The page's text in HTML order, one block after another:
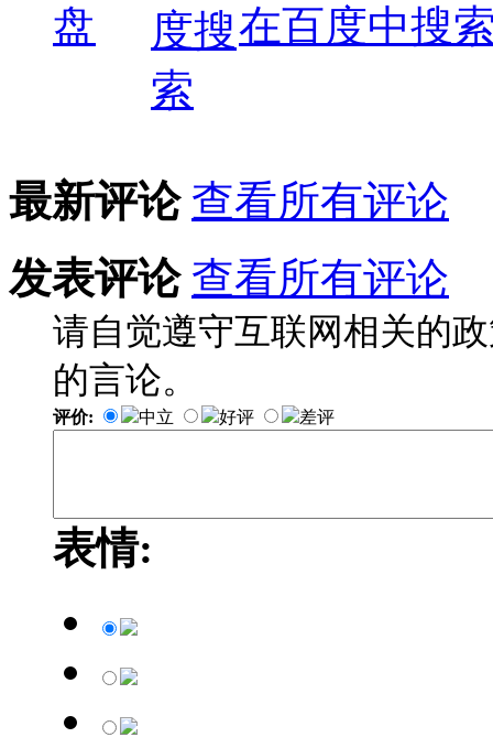
盘 在百度中搜
最新评论 查看所有评论
发表评论 查看所有评论
请自觉遵守互联网相关的
的言论。
评价: 中立 好评 差评
表情: